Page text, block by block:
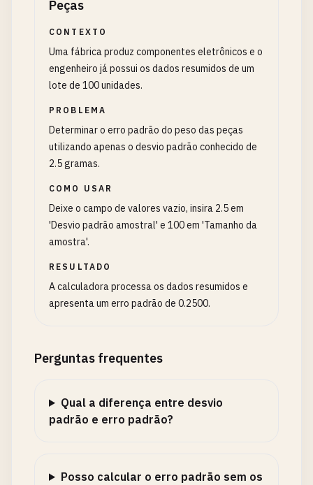
Peças
CONTEXTO
Uma fábrica produz componentes eletrônicos e o
engenheiro já possui os dados resumidos de um
lote de 100 unidades.
PROBLEMA
Determinar o erro padrão do peso das peças
utilizando apenas o desvio padrão conhecido de
2.5 gramas.
COMO USAR
Deixe o campo de valores vazio, insira 2.5 em
'Desvio padrão amostral' e 100 em 'Tamanho da
amostra'.
RESULTADO
A calculadora processa os dados resumidos e
apresenta um erro padrão de 0.2500.
Perguntas frequentes
Qual a diferença entre desvio
padrão e erro padrão?
Posso calcular o erro padrão sem os